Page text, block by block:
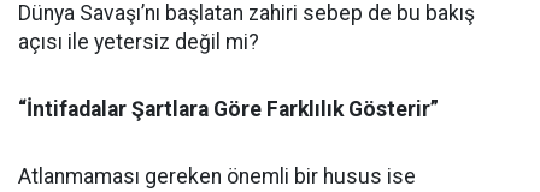
Dünya Savaşı’nı başlatan zahiri sebep de bu bakış
açısı ile yetersiz değil mi?
“İntifadalar Şartlara Göre Farklılık Gösterir”
Atlanmaması gereken önemli bir husus ise